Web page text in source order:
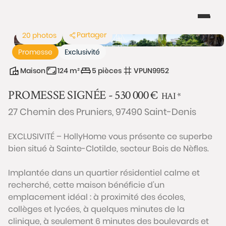
Promesse Exclusivité
20 photos Partager
Maison 124 m² 5 pièces VPUN9952
PROMESSE SIGNÉE -530 000€ HAI*
27 Chemin des Pruniers, 97490 Saint-Denis
EXCLUSIVITÉ – HollyHome vous présente ce superbe
bien situé à Sainte-Clotilde, secteur Bois de Nèfles.
Implantée dans un quartier résidentiel calme et
recherché, cette maison bénéficie d’un
emplacement idéal : à proximité des écoles,
collèges et lycées, à quelques minutes de la
clinique, à seulement 6 minutes des boulevards et